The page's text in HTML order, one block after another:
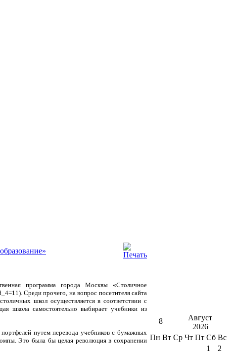
программа города Москвы «Столичное
Среди прочего, на вопрос посетителя сайта
школ осуществляется в соответствии с
школа самостоятельно выбирает учебники из
путем перевода учебников с бумажных
Это была бы целая революция в сохранении
8
Август
2026
Пн Вт Ср Чт Пт Сб Вс
1
2